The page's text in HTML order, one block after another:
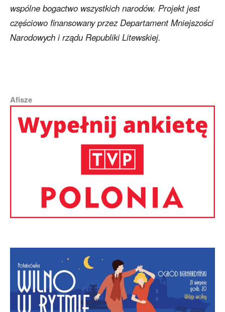
wspólne bogactwo wszystkich narodów. Projekt jest
częściowo finansowany przez Departament Mniejszości
Narodowych i rządu Republiki Litewskiej.
Afisze